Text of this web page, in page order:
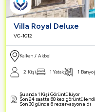
Villa Royal Deluxe
VC-1012
Kalkan / Akbel
2 Kişi 1 Yatak 1 Banyo
Şu anda 1 Kişi Görüntülüyor
Son 24 saatte 68 kez görüntülendi
Son 30 günde 6 rezervasyon aldı